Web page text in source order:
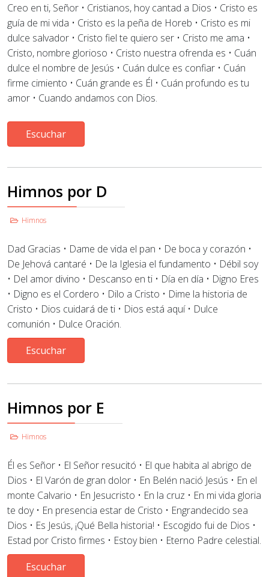
Creo en ti, Señor • Cristianos, hoy cantad a Dios • Cristo es
guía de mi vida • Cristo es la peña de Horeb • Cristo es mi
dulce salvador • Cristo fiel te quiero ser • Cristo me ama •
Cristo, nombre glorioso • Cristo nuestra ofrenda es • Cuán
dulce el nombre de Jesús • Cuán dulce es confiar • Cuán
firme cimiento • Cuán grande es Él • Cuán profundo es tu
amor • Cuando andamos con Dios.
Escuchar
Himnos por D
Himnos
Dad Gracias • Dame de vida el pan • De boca y corazón •
De Jehová cantaré • De la Iglesia el fundamento • Débil soy
• Del amor divino • Descanso en ti • Día en día • Digno Eres
• Digno es el Cordero • Dilo a Cristo • Dime la historia de
Cristo • Dios cuidará de ti • Dios está aquí • Dulce
comunión • Dulce Oración.
Escuchar
Himnos por E
Himnos
Él es Señor • El Señor resucitó • El que habita al abrigo de
Dios • El Varón de gran dolor • En Belén nació Jesús • En el
monte Calvario • En Jesucristo • En la cruz • En mi vida gloria
te doy• En presencia estar de Cristo • Engrandecido sea
Dios • Es Jesús, ¡Qué Bella historia! • Escogido fui de Dios •
Estad por Cristo firmes • Estoy bien • Eterno Padre celestial.
Escuchar